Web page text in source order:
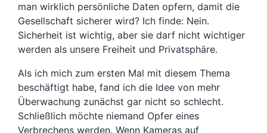
man wirklich persönliche Daten opfern, damit die
Gesellschaft sicherer wird? Ich finde: Nein.
Sicherheit ist wichtig, aber sie darf nicht wichtiger
werden als unsere Freiheit und Privatsphäre.
Als ich mich zum ersten Mal mit diesem Thema
beschäftigt habe, fand ich die Idee von mehr
Überwachung zunächst gar nicht so schlecht.
Schließlich möchte niemand Opfer eines
Verbrechens werden. Wenn Kameras auf